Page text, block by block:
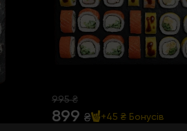
995 ₴
899 ₴ +45 ₴ Бонусів